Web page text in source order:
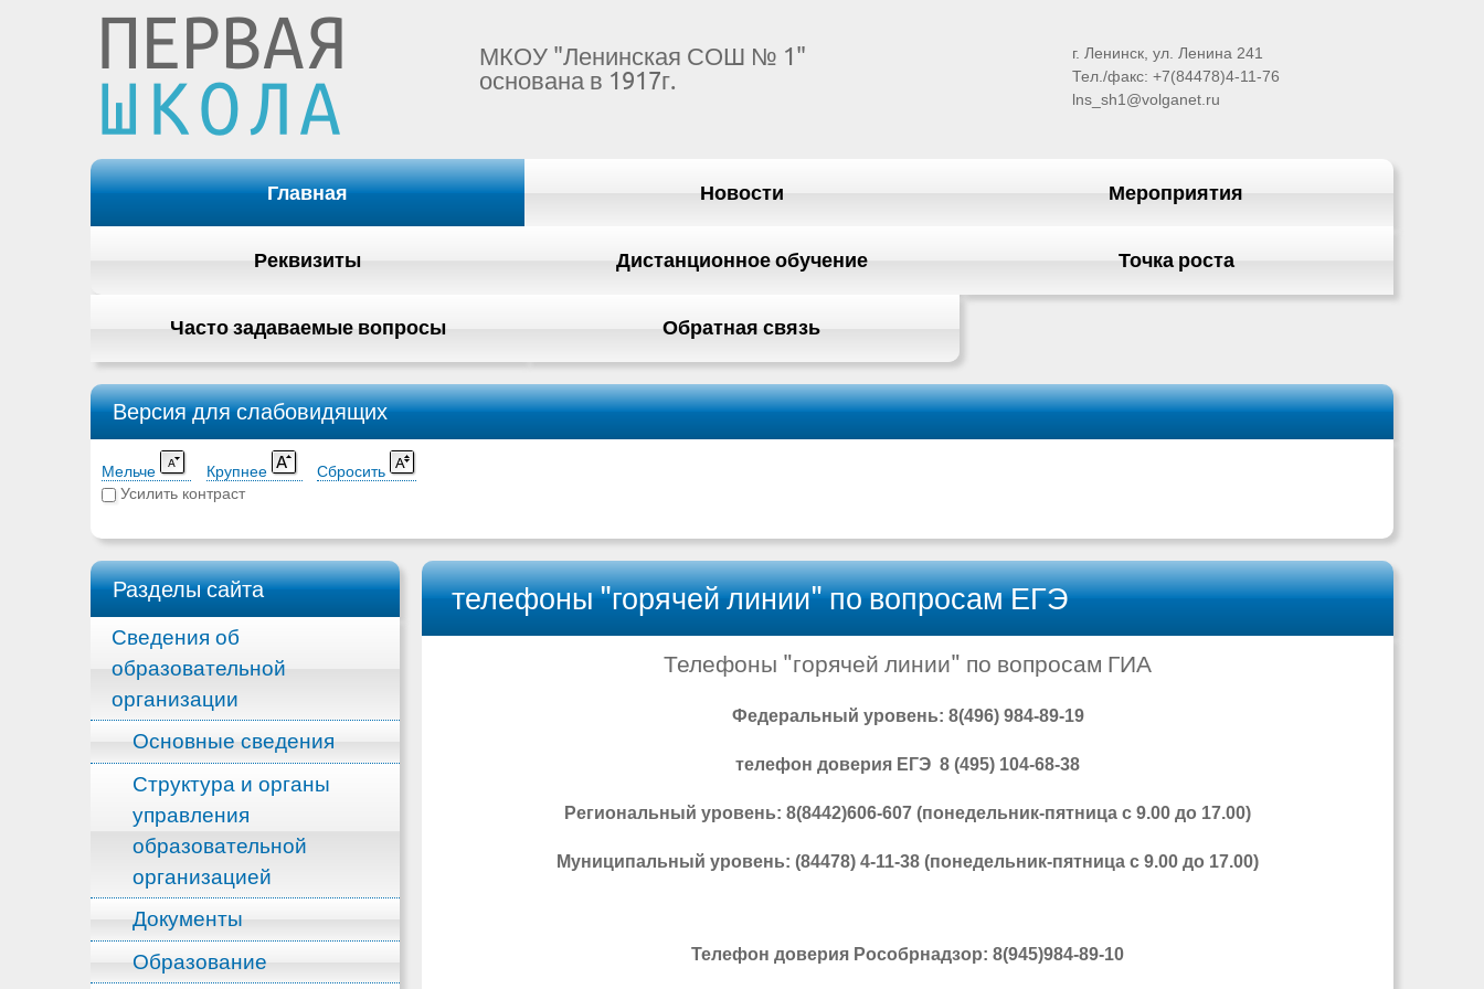
МКОУ "Ленинская СОШ № 1"
основана в 1917г.
г. Ленинск, ул. Ленина 241
Тел./факс: +7(84478)4-11-76
lns_sh1@volganet.ru
Главная Новости Мероприятия
Реквизиты Дистанционное обучение Точка роста
Часто задаваемые вопросы Обратная связь
Версия для слабовидящих
Мельче Крупнее
Сбросить
Усилить контраст
Разделы сайта
Сведения об
образовательной
организации
Основные сведения
Структура и органы
управления
образовательной
организацией
Документы
Образование
телефоны "горячей линии" по вопросам ЕГЭ
Телефоны "горячей линии" по вопросам ГИА
Федеральный уровень: 8(496) 984-89-19
телефон доверия ЕГЭ 8 (495) 104-68-38
Региональный уровень: 8(8442)606-607 (понедельник-пятница с 9.00 до 17.00)
Муниципальный уровень: (84478) 4-11-38 (понедельник-пятница с 9.00 до 17.00)
Телефон доверия Рособрнадзор: 8(945)984-89-10